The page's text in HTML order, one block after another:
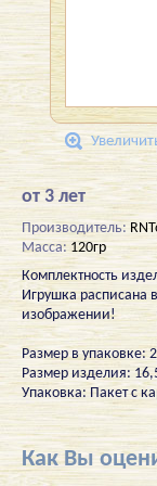
от 3 лет
Производитель:
Масса: 120гр
Комплектность
Игрушка расписана
изображении!
Размер в упаковке:
Размер изделия:
Упаковка: Пакет с
Как Вы